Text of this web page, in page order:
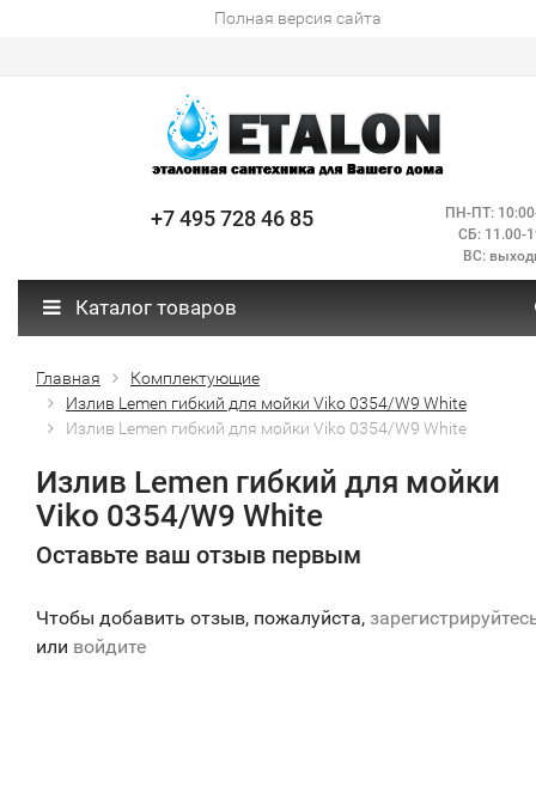
Полная версия сайта
+7 495 728 46 85
ПН-ПТ:
СБ: 11.00-
ВС:
Каталог товаров
Главная
Комплектующие
Излив Lemen гибкий для мойки Viko 0354/W9 White
Излив Lemen гибкий для мойки Viko 0354/W9 White
Излив Lemen гибкий для мойки
Viko 0354/W9 White
Оставьте ваш отзыв первым
Чтобы добавить отзыв, пожалуйста,
или войдите